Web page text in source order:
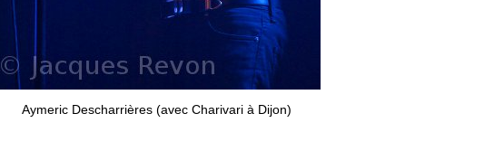
Aymeric Descharrières (avec Charivari à Dijon)